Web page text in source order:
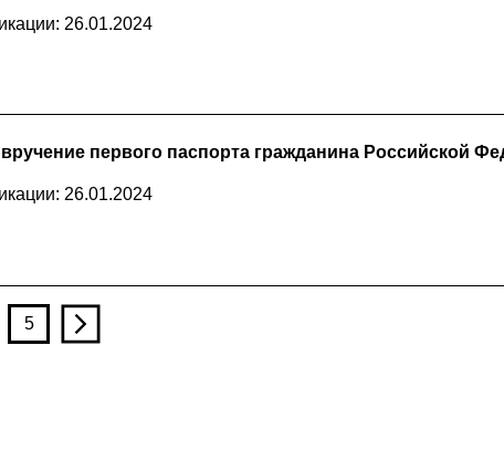
26.01.2024
первого паспорта гражданина Российской
26.01.2024
5 n